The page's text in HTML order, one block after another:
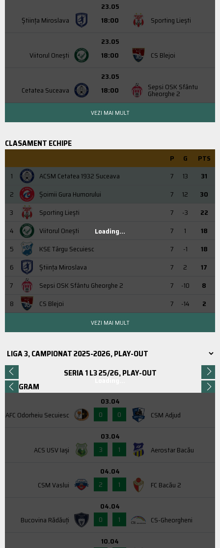
Știința Miroslava
23.05
18:00
Sporting Liești
Viitorul Onești
23.05
18:00
CS Blejoi
Cetatea Suceava
23.05
18:00
Sepsi OSK Sfântu
Gheorghe 2
VEZI MAI MULT
CLASAMENT ECHIPE
P G
PTS
1
ACSM Cetatea 1932 Suceava 7 13
31
2
Şoimii Gura Humorului 7 12
30
3
Sporting Liești 7 -3
22
4
Viitorul Onești 7 1
18
5
KSE Târgu Secuiesc 7 -1
18
6
Știința Miroslava 7 2
17
7
Sepsi OSK Sfântu Gheorghe 2 7 -10
8
8
CS Blejoi 7 -14 2
Loading...
VEZI MAI MULT
SERIA 1 L3 25/26, PLAY-OUT
Loading...
PROGRAM
AFC Odorheiu Secuiesc
03.04
0
0 CSM Adjud
ACS USV Iaşi
03.04
3
1 Aerostar Bacău
CSM Vaslui
04.04
2
1 FC Bacău 2
Bucovina Rădăuți
04.04
0
1 CS-Gheorgheni
10.04